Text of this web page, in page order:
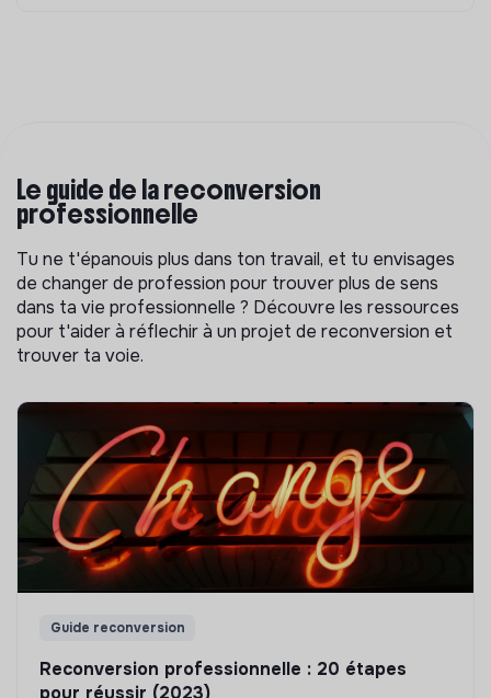
Le guide de la reconversion
professionnelle
Tu ne t'épanouis plus dans ton travail, et tu envisages
de changer de profession pour trouver plus de sens
dans ta vie professionnelle ? Découvre les ressources
pour t'aider à réflechir à un projet de reconversion et
trouver ta voie.
Guide reconversion
Reconversion professionnelle : 20 étapes
pour réussir (2023)